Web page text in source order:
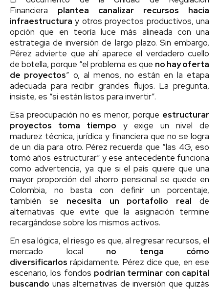
Financiera plantea canalizar recursos hacia
infraestructura y otros proyectos productivos, una
opción que en teoría luce más alineada con una
estrategia de inversión de largo plazo. Sin embargo,
Pérez advierte que ahí aparece el verdadero cuello
de botella, porque “el problema es que no hay oferta
de proyectos” o, al menos, no están en la etapa
adecuada para recibir grandes flujos. La pregunta,
insiste, es “si están listos para invertir”.
Esa preocupación no es menor, porque estructurar
proyectos toma tiempo y exige un nivel de
madurez técnica, jurídica y financiera que no se logra
de un día para otro. Pérez recuerda que “las 4G, eso
tomó años estructurar” y ese antecedente funciona
como advertencia, ya que si el país quiere que una
mayor proporción del ahorro pensional se quede en
Colombia, no basta con definir un porcentaje,
también se necesita un portafolio real de
alternativas que evite que la asignación termine
recargándose sobre los mismos activos.
En esa lógica, el riesgo es que, al regresar recursos, el
mercado local no tenga cómo
diversificarlos rápidamente. Pérez dice que, en ese
escenario, los fondos podrían terminar con capital
buscando unas alternativas de inversión que quizás